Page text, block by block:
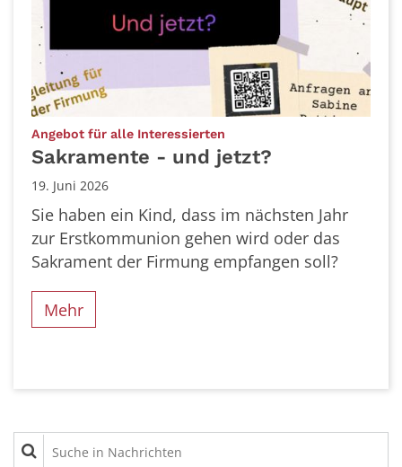
Angebot für alle Interessierten
Sakramente - und jetzt?
19. Juni 2026
Sie haben ein Kind, dass im nächsten Jahr
zur Erstkommunion gehen wird oder das
Sakrament der Firmung empfangen soll?
Mehr
Suche in Nachrichten